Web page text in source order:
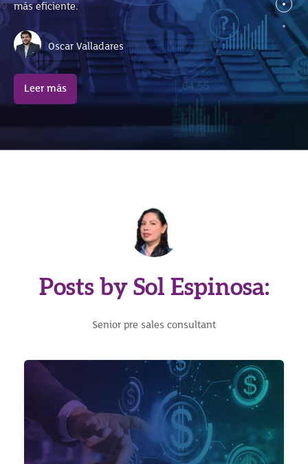
más eficiente.
Oscar Valladares
Leer más
Leer más
Posts by Sol Espinosa:
Senior pre sales consultant